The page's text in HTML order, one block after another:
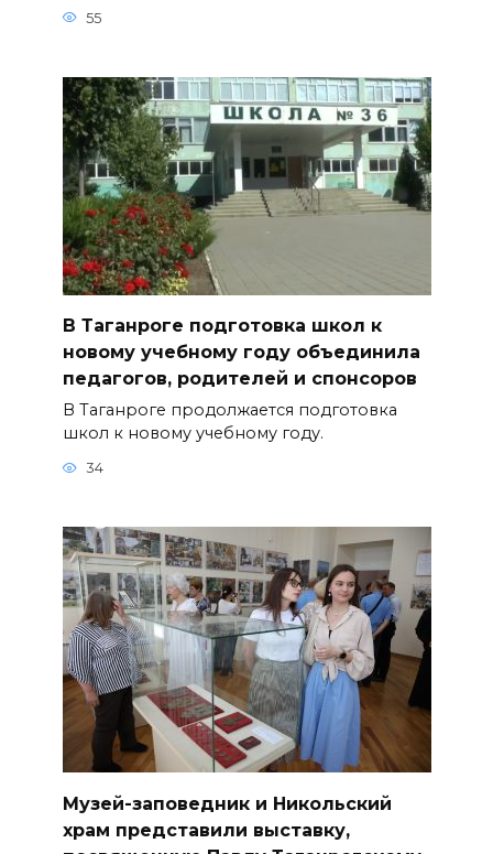
55
В Таганроге подготовка школ к
новому учебному году объединила
педагогов, родителей и спонсоров
В Таганроге продолжается подготовка
школ к новому учебному году.
34
Музей-заповедник и Никольский
храм представили выставку,